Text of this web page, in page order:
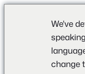
We've
change